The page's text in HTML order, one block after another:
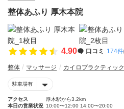
整体あふり 厚木本院
4.90 口コミ 174件
整体 マッサージ カイロプラクティック
駐車場有
アクセス
厚木駅から3.2km
本日の営業状況 10:00〜12:00 14:00〜20:00